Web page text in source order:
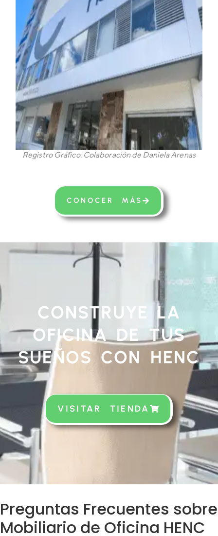
Registro Gráfico: Colaboración de Daniela Arenas
CONOCER MÁS
CONSTRUYE LA
OFICINA DE TUS
SUEÑOS CON HENC
VISITAR TIENDA
Preguntas Frecuentes sobre
Mobiliario de Oficina HENC